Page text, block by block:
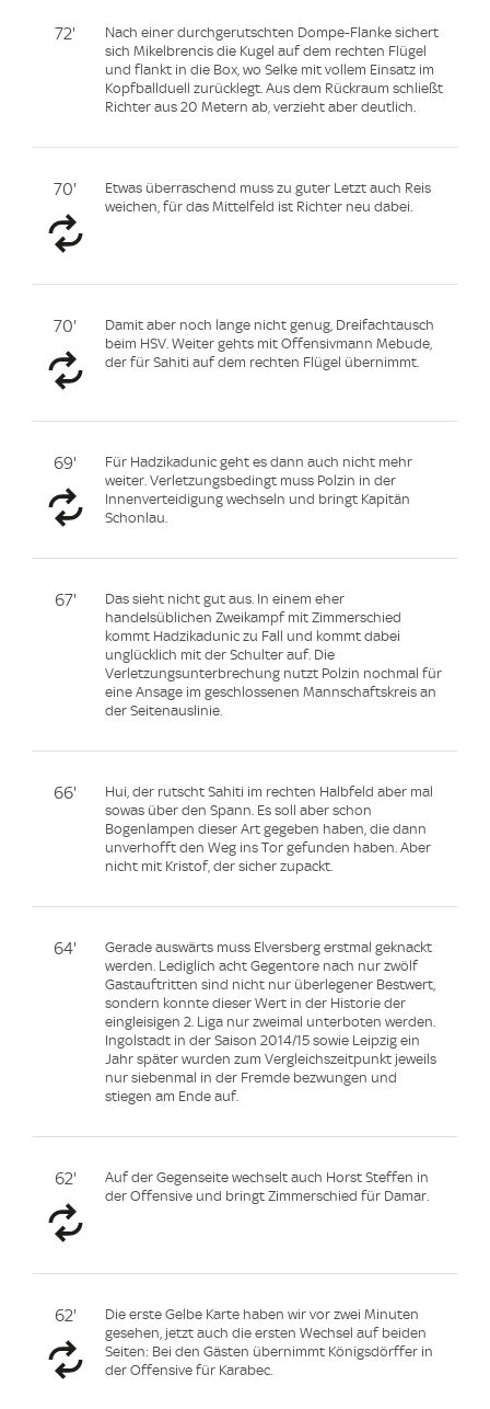
72'
Nach einer durchgerutschten Dompe-Flanke sichert
sich Mikelbrencis die Kugel auf dem rechten Flügel
und flankt in die Box, wo Selke mit vollem Einsatz im
Kopfballduell zurücklegt. Aus dem Rückraum schließt
Richter aus 20 Metern ab, verzieht aber deutlich.
70'
Etwas überraschend muss zu guter Letzt auch Reis
weichen, für das Mittelfeld ist Richter neu dabei.
70'
Damit aber noch lange nicht genug, Dreifachtausch
beim HSV. Weiter gehts mit Offensivmann Mebude,
der für Sahiti auf dem rechten Flügel übernimmt.
69'
Für Hadzikadunic geht es dann auch nicht mehr
weiter. Verletzungsbedingt muss Polzin in der
Innenverteidigung wechseln und bringt Kapitän
Schonlau.
67'
Das sieht nicht gut aus. In einem eher
handelsüblichen Zweikampf mit Zimmerschied
kommt Hadzikadunic zu Fall und kommt dabei
unglücklich mit der Schulter auf. Die
Verletzungsunterbrechung nutzt Polzin nochmal für
eine Ansage im geschlossenen Mannschaftskreis an
der Seitenauslinie.
66'
Hui, der rutscht Sahiti im rechten Halbfeld aber mal
sowas über den Spann. Es soll aber schon
Bogenlampen dieser Art gegeben haben, die dann
unverhofft den Weg ins Tor gefunden haben. Aber
nicht mit Kristof, der sicher zupackt.
64'
Gerade auswärts muss Elversberg erstmal geknackt
werden. Lediglich acht Gegentore nach nur zwölf
Gastauftritten sind nicht nur überlegener Bestwert,
sondern konnte dieser Wert in der Historie der
eingleisigen 2. Liga nur zweimal unterboten werden.
Ingolstadt in der Saison 2014/15 sowie Leipzig ein
Jahr später wurden zum Vergleichszeitpunkt jeweils
nur siebenmal in der Fremde bezwungen und
stiegen am Ende auf.
62'
Auf der Gegenseite wechselt auch Horst Steffen in
der Offensive und bringt Zimmerschied für Damar.
62'
Die erste Gelbe Karte haben wir vor zwei Minuten
gesehen, jetzt auch die ersten Wechsel auf beiden
Seiten: Bei den Gästen übernimmt Königsdörffer in
der Offensive für Karabec.